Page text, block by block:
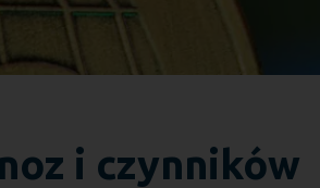
i czynników